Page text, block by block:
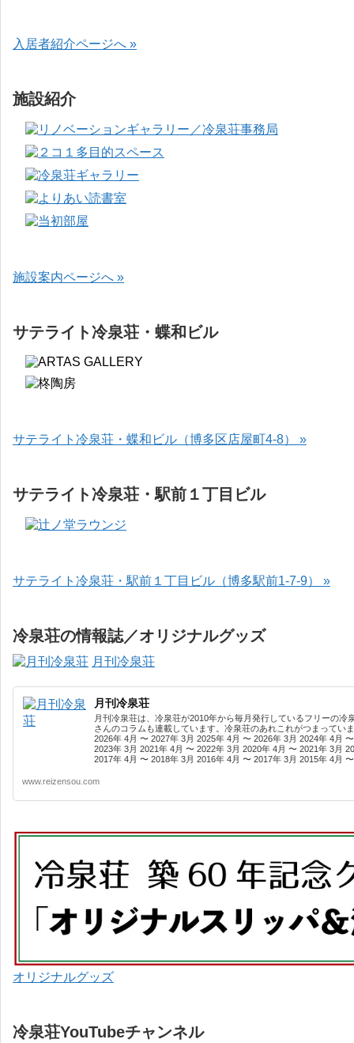
入居者紹介ページへ »
施設紹介
施設案内ページへ »
サテライト冷泉荘・蝶和ビル
サテライト冷泉荘・蝶和ビル（博多区店屋町4-8） »
サテライト冷泉荘・駅前１丁目ビル
サテライト冷泉荘・駅前１丁目ビル（博多駅前1-7-9） »
冷泉荘の情報誌／オリジナルグッズ
月刊冷泉荘
月刊冷泉荘
月刊冷泉荘は、冷泉荘が2010年から毎月発行しているフリーの
さんのコラムも連載しています。冷泉荘のあれこれがつまってい
2026年 4月 〜 2027年 3月 2025年 4月 〜 2026年 3月 2024年 4月
2023年 3月 2021年 4月 〜 2022年 3月 2020年 4月 〜 2021年 3月
2017年 4月 〜 2018年 3月 2016年 4月 〜 2017年 3月 2015年 4月
www.reizensou.com
オリジナルグッズ
冷泉荘YouTubeチャンネル